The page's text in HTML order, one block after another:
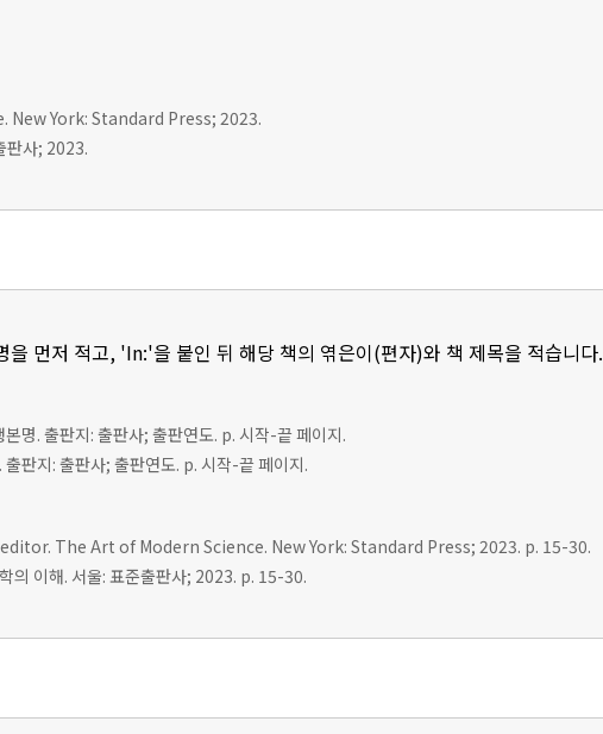
York: Standard Press; 2023.
판사; 2023.
을 먼저 적고, 'In:'을 붙인 뒤 해당 책의 엮은이(편자)와 책 제목을 적습니다.
명. 출판지: 출판사; 출판연도. p. 시작-끝 페이지.
판지: 출판사; 출판연도. p. 시작-끝 페이지.
The Art of Modern Science. New York: Standard Press; 2023. p. 15-30.
의 이해. 서울: 표준출판사; 2023. p. 15-30.